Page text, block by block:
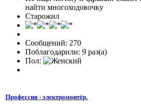
найти многоходовочку
Старожил
Сообщений: 270
Поблагодарили: 9 раз(а)
Пол:
Профессия - электромонтёр.